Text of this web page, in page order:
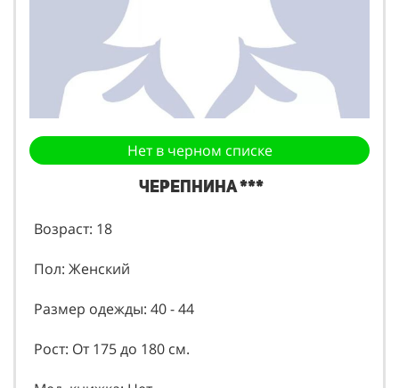
Нет в черном списке
Черепнина ***
Возраст: 18
Пол: Женский
Размер одежды: 40 - 44
Рост: От 175 до 180 см.